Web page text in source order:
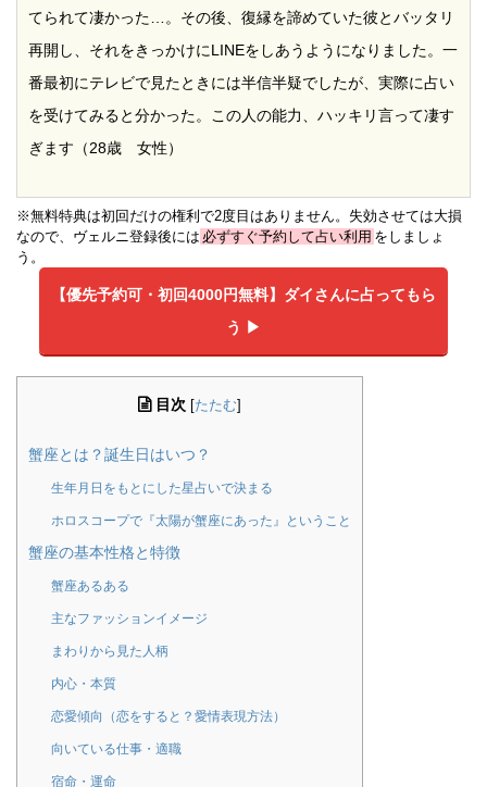
てられて凄かった…。その後、復縁を諦めていた彼とバッタリ
再開し、それをきっかけにLINEをしあうようになりました。一
番最初にテレビで見たときには半信半疑でしたが、実際に占い
を受けてみると分かった。この人の能力、ハッキリ言って凄す
ぎます（28歳 女性）
※無料特典は初回だけの権利で2度目はありません。失効させては大損
なので、ヴェルニ登録後には 必ずすぐ予約して占い利用 をしましょ
う。
【優先予約可・初回4000円無料】 ダイさんに占ってもら
う ▶︎
目次 たたむ
蟹座とは？誕生日はいつ？
生年月日をもとにした星占いで決まる
ホロスコープで『太陽が蟹座にあった』ということ
蟹座の基本性格と特徴
蟹座あるある
主なファッションイメージ
まわりから見た人柄
内心・本質
恋愛傾向（恋をすると？愛情表現方法）
向いている仕事・適職
宿命・運命